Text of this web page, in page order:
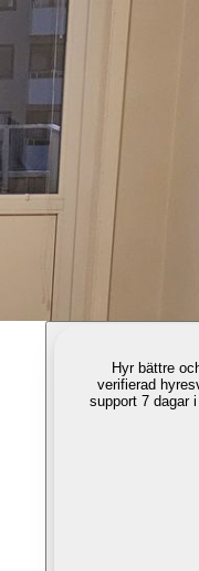
Hyr bättre
verifierad
support 7 dagar